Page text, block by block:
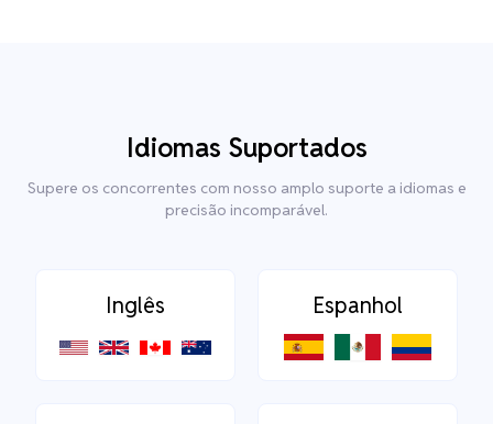
Idiomas Suportados
Supere os concorrentes com nosso amplo suporte a idiomas e
precisão incomparável.
Inglês Espanhol